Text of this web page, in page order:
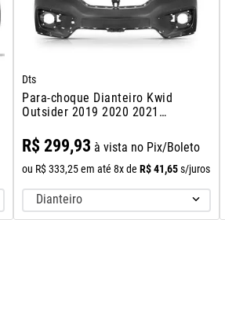
Dts
Para-choque Dianteiro Kwid
Outsider 2019 2020 2021
R$ 299,93 à vista no Pix/Boleto
ou R$ 333,25 em até 8x de R$ 41,65 s/juros
Dianteiro